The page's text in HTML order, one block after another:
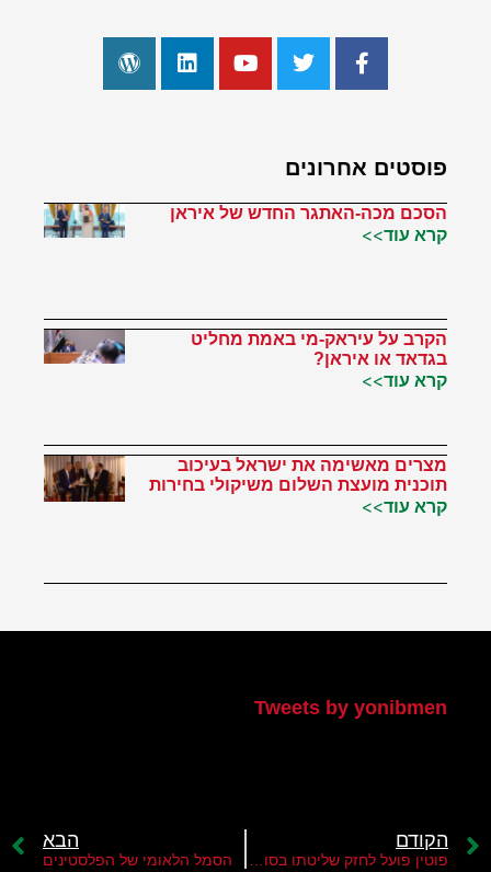
פוסטים אחרונים
הסכם מכה-האתגר החדש של איראן
קרא עוד>>
הקרב על עיראק-מי באמת מחליט
בגדאד או איראן?
קרא עוד>>
מצרים מאשימה את ישראל בעיכוב
תוכנית מועצת השלום משיקולי בחירות
קרא עוד>>
Tweets by yonibmen
הקודם הבא
הסמל הלאומי של הפלסטינים